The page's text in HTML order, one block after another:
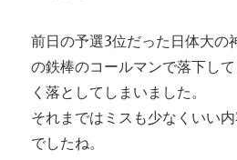
前日の予選3位だった日体大の
の鉄棒のコールマンで落下し
く落としてしまいました。
それまではミスも少なくいい
でしたね。